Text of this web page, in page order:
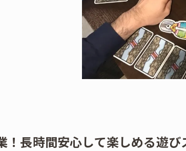
！長時間安心して楽しめる遊び